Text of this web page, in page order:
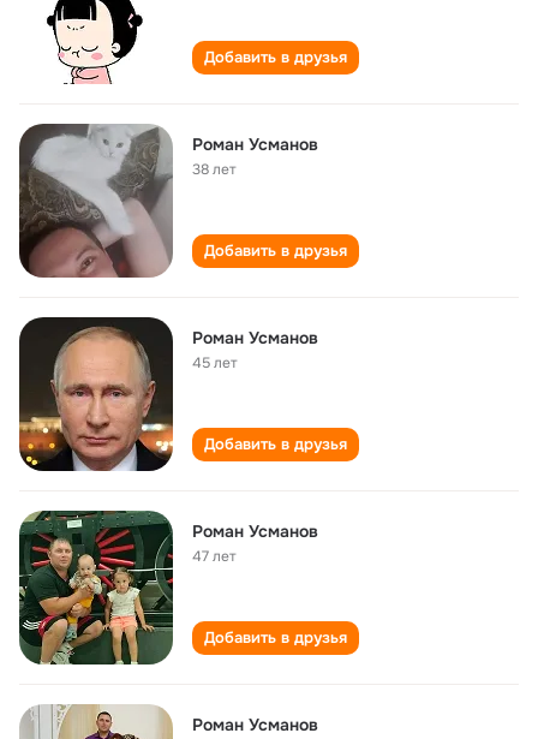
Добавить в друзья
Роман Усманов
38 лет
Добавить в друзья
Роман Усманов
45 лет
Добавить в друзья
Роман Усманов
47 лет
Добавить в друзья
Роман Усманов